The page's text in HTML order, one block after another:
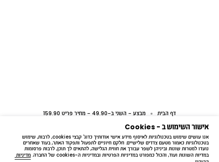
אישור השימוש ב - Cookies
אנו עושים שימוש בטכנולוגיות לאיסוף מידע אישי אודותיך כדוג' קבצי cookies, לרבות, שימוש
בטכנולוגיות כאמור מטעם צדדים שלישיים. חלקם חיוניים לתפעול ותפקוד האתר, בעוד שאחרים
נועדו למטרות שונות וביניהן לשפר עבורך את חווית הגלישה, להתאים לך תוכן, לרבות פרסומות
במדיות השונות ועוד, והכול כמפורט במדיניות הפרטיות ובמדיניות ה-cookies של החברה.
מדיניות
דף הבית מבצע - השני ב-49.90 - מחיר פריט 159.90